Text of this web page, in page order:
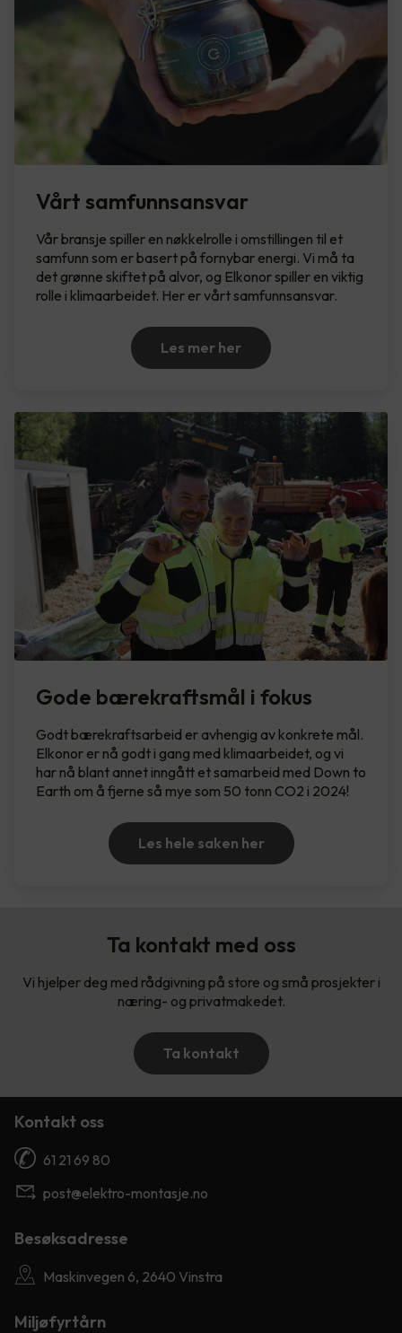
Vårt samfunnsansvar
Vår bransje spiller en nøkkelrolle i omstillingen til et
samfunn som er basert på fornybar energi. Vi må ta
det grønne skiftet på alvor, og Elkonor spiller en viktig
rolle i klimaarbeidet. Her er vårt samfunnsansvar.
Les mer her
Gode bærekraftsmål i fokus
Godt bærekraftsarbeid er avhengig av konkrete mål.
Elkonor er nå godt i gang med klimaarbeidet, og vi
har nå blant annet inngått et samarbeid med Down to
Earth om å fjerne så mye som 50 tonn CO2 i 2024!
Les hele saken her
Ta kontakt med oss
Vi hjelper deg med rådgivning på store og små prosjekter i
næring- og privatmakedet.
Ta kontakt
Kontakt oss
61 21 69 80
post@elektro-montasje.no
Besøksadresse
Maskinvegen 6, 2640 Vinstra
Miljøfyrtårn